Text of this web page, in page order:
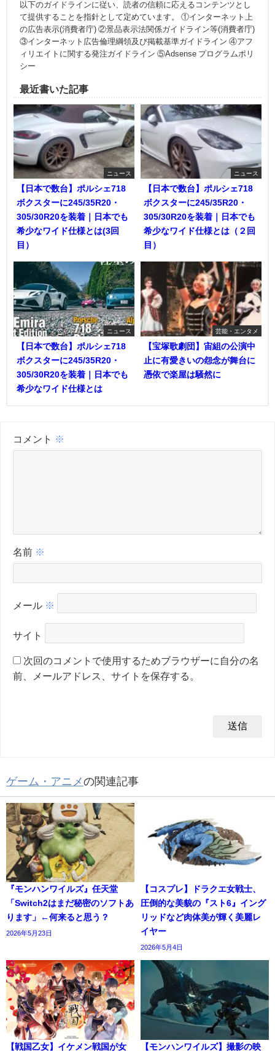
以下のガイドラインに従い、読者の信頼に応えるコンテンツとし
て提供することを指針として定めています。 ①インターネット上
の広告表示(消費者庁) ②景品表示法関係ガイドライン等(消費者庁)
③インターネット広告倫理綱領及び掲載基準ガイドライン ④アフ
ィリエイトに関する発注ガイドライン ⑤Adsense プログラムポリ
シー
最近書いた記事
ニュース
【日本で数台】ポルシェ718
ボクスターに245/35R20・
305/30R20を装着｜日本でも
希少なワイド仕様とは(3回
目）
ニュース
【日本で数台】ポルシェ718
ボクスターに245/35R20・
305/30R20を装着｜日本でも
希少なワイド仕様とは（２回
目）
ニュース
【日本で数台】ポルシェ718
ボクスターに245/35R20・
305/30R20を装着｜日本でも
希少なワイド仕様とは
芸能・エンタメ
【宝塚歌劇団】宙組の公演中
止に有愛きいの怨念が舞台に
憑依で楽屋は騒然に
コメント ※
名前 ※
メール ※
サイト
次回のコメントで使用するためブラウザーに自分の名
前、メールアドレス、サイトを保存する。
ゲーム・アニメの関連記事
『モンハンワイルズ』任天堂
「Switch2はまだ秘密のソフトあ
ります」←何来ると思う？
2026年5月23日
【コスプレ】ドラクエ女戦士、
圧倒的な美貌の『スト6』イング
リッドなど肉体美が輝く美麗レ
イヤー
2026年5月4日
【戦国乙女】イケメン戦国が女
【モンハンワイルズ】撮影の映